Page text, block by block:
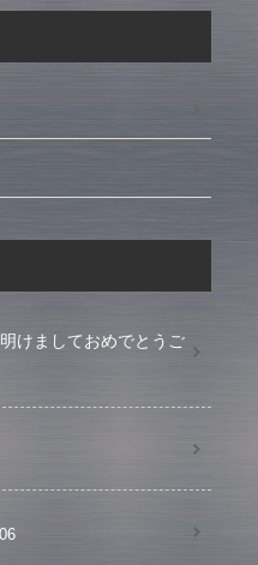
けましておめでとうご